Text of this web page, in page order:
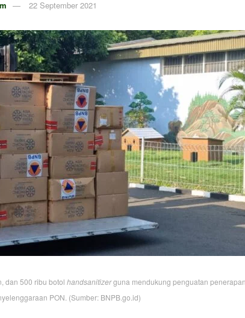
22 September 2021
dan 500 ribu botol handsanitizerguna mendukung penguatan penerapan
PON. (Sumber: BNPB.go.id)